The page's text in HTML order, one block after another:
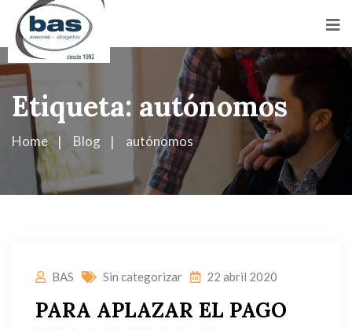
Etiqueta: autónomos
Home Blog autónomos
BAS Sin categorizar 22 abril 2020
PARA APLAZAR EL PAGO